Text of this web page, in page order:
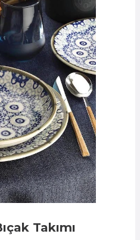
Takımı